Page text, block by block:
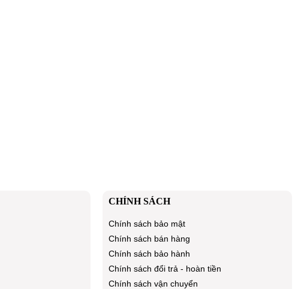
CHÍNH SÁCH
Chính sách bảo mật
Chính sách bán hàng
Chính sách bảo hành
Chính sách đổi trả - hoàn tiền
Chính sách vận chuyển